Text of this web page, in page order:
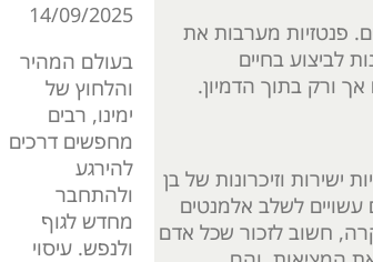
פנטזיות מערבות את
לביצוע בחיים
ישירות וזיכרונות של בן
עשויים לשלב אלמנטים
חשוב לזכור שכל אדם
14/09/2025
בעולם המהיר
והלחוץ של
ימינו, רבים
מחפשים דרכים
להירגע
ולהתחבר
מחדש לגוף
ולנפש. עיסוי